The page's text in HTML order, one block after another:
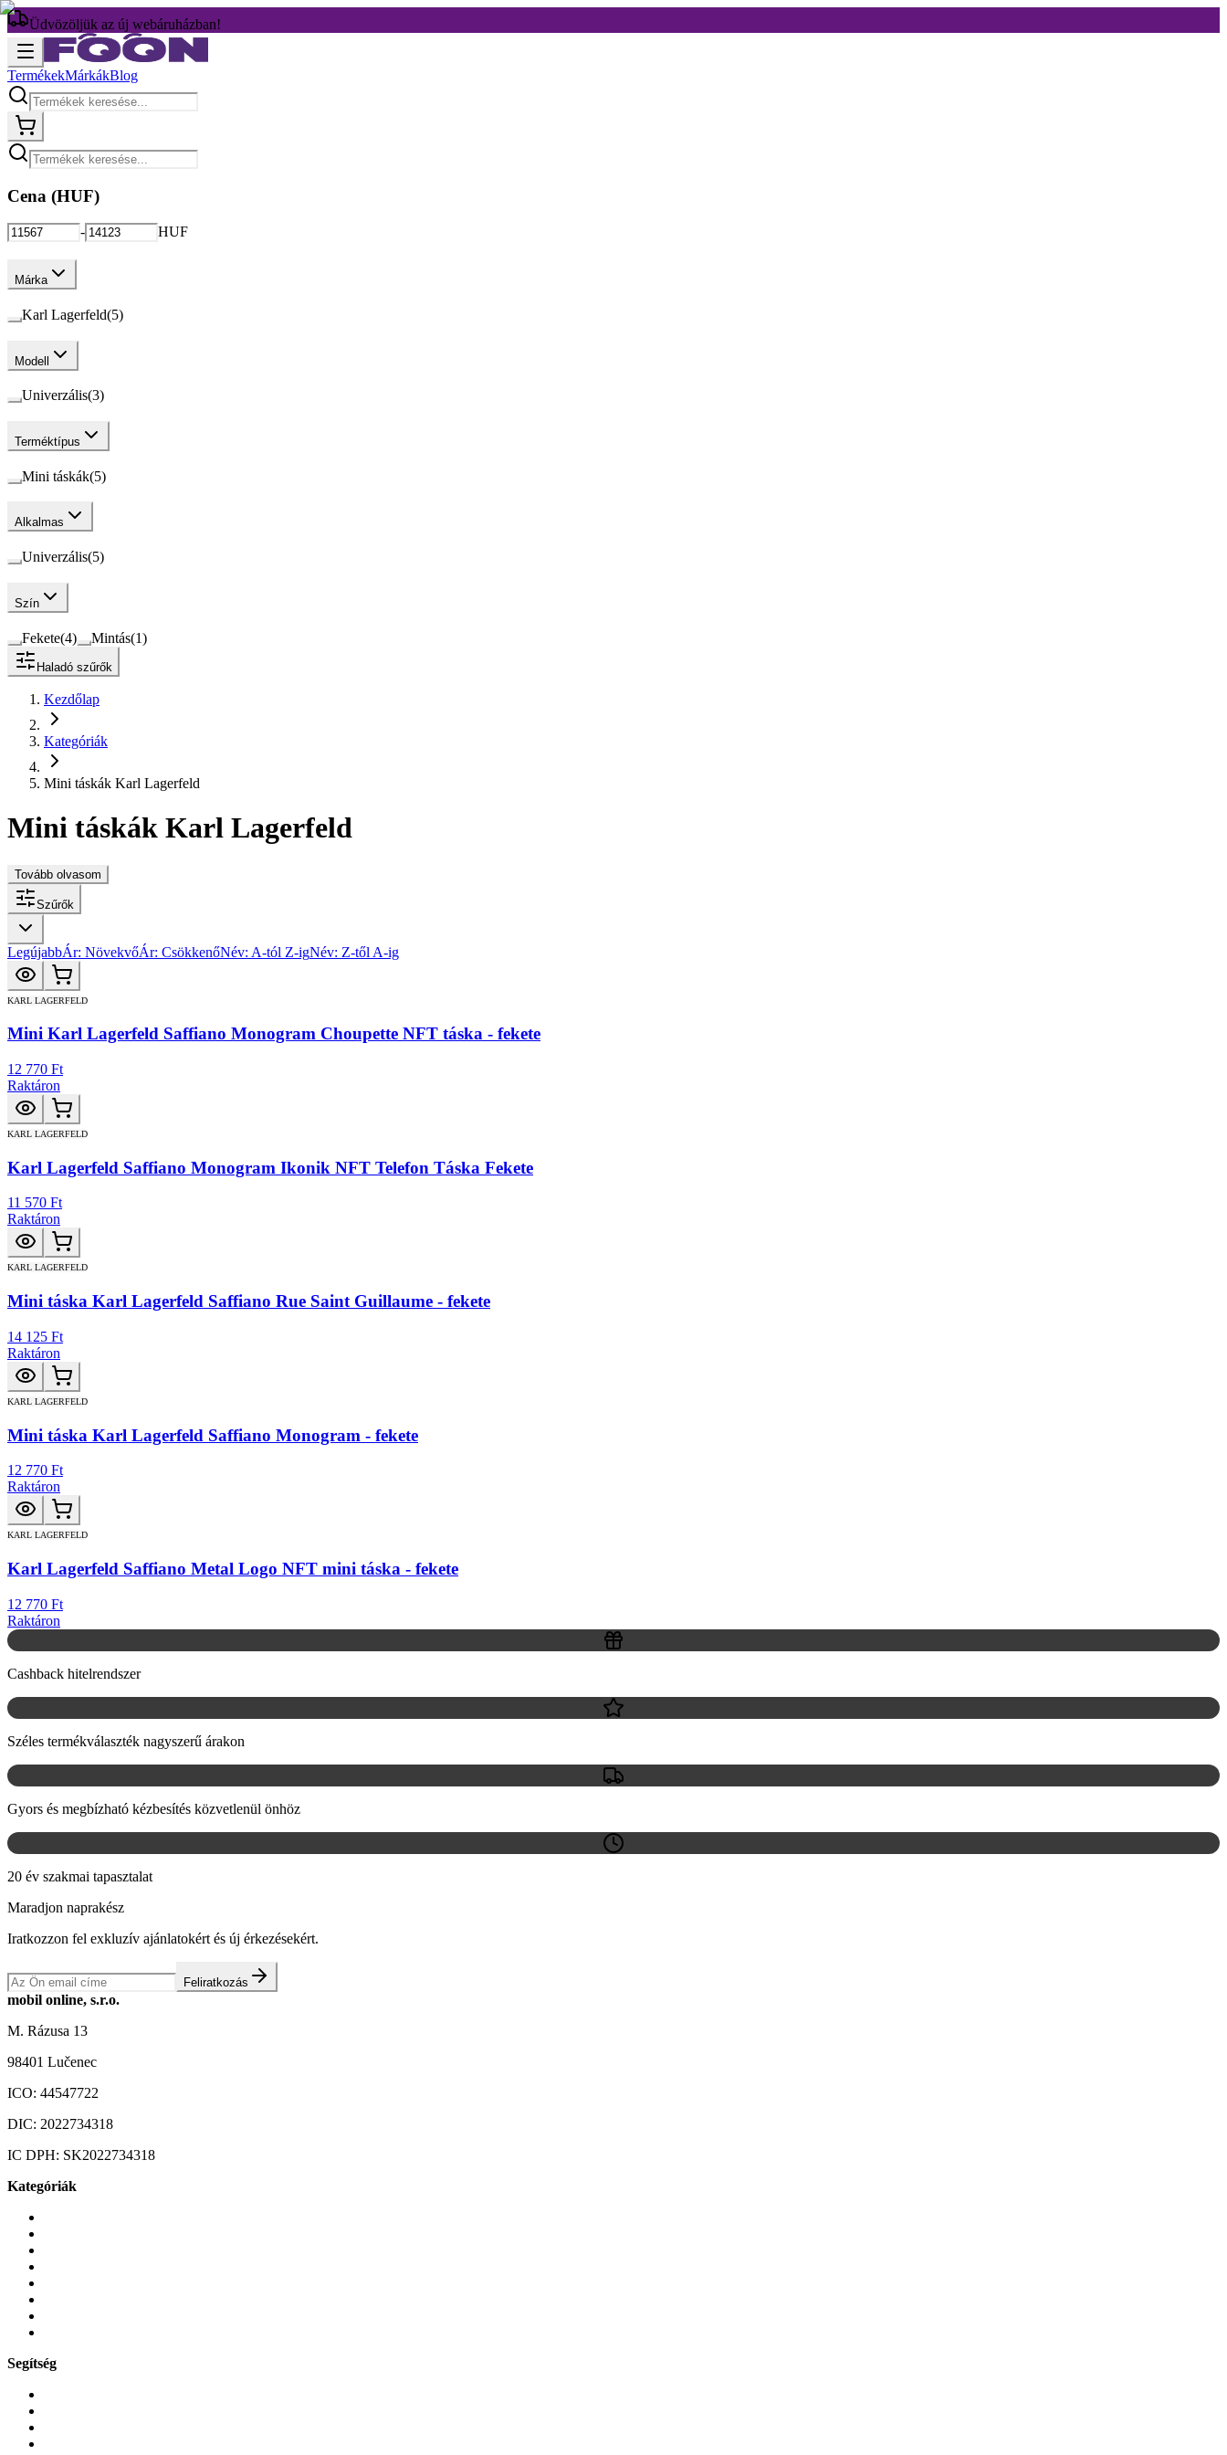
Üdvözöljük az új webáruházban!
TermékekMárkákBlog
Cena (HUF)
- HUF
Márka
Karl Lagerfeld(5)
Modell
Univerzális(3)
Terméktípus
Mini táskák(5)
Alkalmas
Univerzális(5)
Szín
Fekete(4) Mintás(1)
Haladó szűrők
Kezdőlap
Kategóriák
Mini táskák Karl Lagerfeld
Mini táskák Karl Lagerfeld
Tovább olvasom
Szűrők
LegújabbÁr: NövekvőÁr: CsökkenőNév: A-tól Z-igNév: Z-től A-ig
KARL LAGERFELD
Mini Karl Lagerfeld Saffiano Monogram Choupette NFT táska - fekete
12 770 Ft
Raktáron
KARL LAGERFELD
Karl Lagerfeld Saffiano Monogram Ikonik NFT Telefon Táska Fekete
11 570 Ft
Raktáron
KARL LAGERFELD
Mini táska Karl Lagerfeld Saffiano Rue Saint Guillaume - fekete
14 125 Ft
Raktáron
KARL LAGERFELD
Mini táska Karl Lagerfeld Saffiano Monogram - fekete
12 770 Ft
Raktáron
KARL LAGERFELD
Karl Lagerfeld Saffiano Metal Logo NFT mini táska - fekete
12 770 Ft
Raktáron
Cashback hitelrendszer
Széles termékválaszték nagyszerű árakon
Gyors és megbízható kézbesítés közvetlenül önhöz
20 év szakmai tapasztalat
Maradjon naprakész
Iratkozzon fel exkluzív ajánlatokért és új érkezésekért.
Feliratkozás
mobil online, s.r.o.
M. Rázusa 13
98401 Lučenec
ICO: 44547722
DIC: 2022734318
IC DPH: SK2022734318
Kategóriák
Segítség